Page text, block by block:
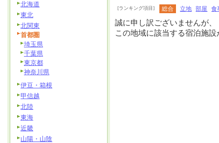
[ランキング項目] 総合 立地 部屋 食
誠に申し訳ございませんが、
この地域に該当する宿泊施
北海道
東北
北関東
首都圏
埼玉県
千葉県
東京都
神奈川県
伊豆・箱根
甲信越
北陸
東海
近畿
山陽・山陰